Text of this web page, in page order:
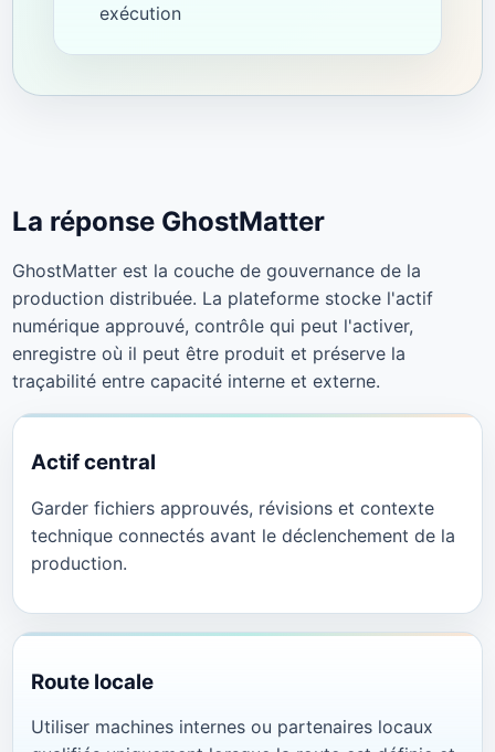
exécution
La réponse GhostMatter
GhostMatter est la couche de gouvernance de la
production distribuée. La plateforme stocke l'actif
numérique approuvé, contrôle qui peut l'activer,
enregistre où il peut être produit et préserve la
traçabilité entre capacité interne et externe.
Actif central
Garder fichiers approuvés, révisions et contexte
technique connectés avant le déclenchement de la
production.
Route locale
Utiliser machines internes ou partenaires locaux